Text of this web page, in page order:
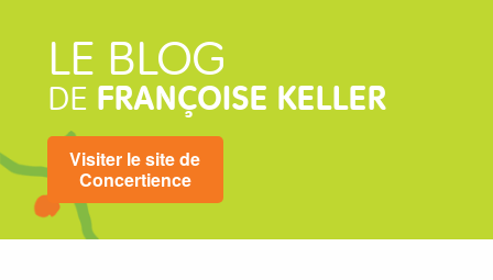
LE BLOG
DE FRANÇOISE KELLER
Visiter le site de
Concertience